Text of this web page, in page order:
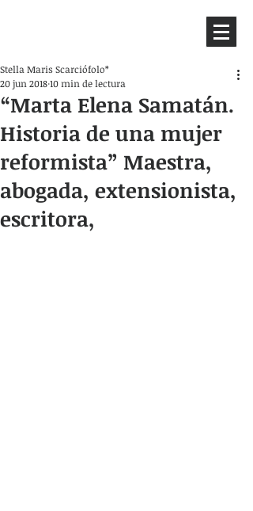
“Marta Elena Samatán.
Historia de una mujer
reformista” Maestra,
abogada, extensionista,
escritora,
Stella Maris Scarciófolo*
20 jun 201810 min de lectura